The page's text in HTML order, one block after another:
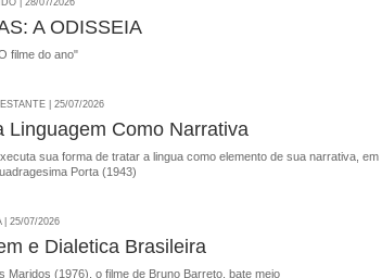
| 28/07/2026
A ODISSEIA
filme do ano"
| 25/07/2026
Linguagem Como Narrativa
sua forma de tratar a lingua como elemento de sua narrativa, em
Porta (1943)
| 25/07/2026
e Dialetica Brasileira
Maridos (1976), o filme de Bruno Barreto, bate meio